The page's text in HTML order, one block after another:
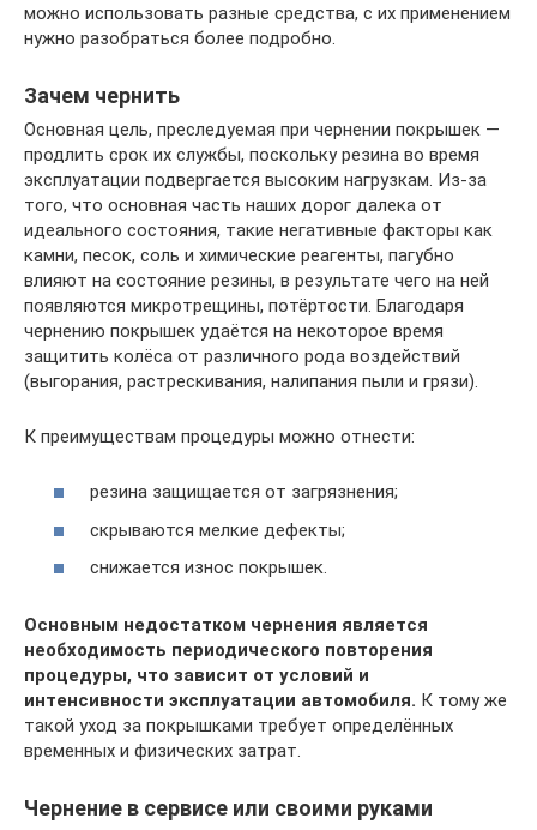
можно использовать разные средства, с их применением
нужно разобраться более подробно.
Зачем чернить
Основная цель, преследуемая при чернении покрышек —
продлить срок их службы, поскольку резина во время
эксплуатации подвергается высоким нагрузкам. Из-за
того, что основная часть наших дорог далека от
идеального состояния, такие негативные факторы как
камни, песок, соль и химические реагенты, пагубно
влияют на состояние резины, в результате чего на ней
появляются микротрещины, потёртости. Благодаря
чернению покрышек удаётся на некоторое время
защитить колёса от различного рода воздействий
(выгорания, растрескивания, налипания пыли и грязи).
К преимуществам процедуры можно отнести:
резина защищается от загрязнения;
скрываются мелкие дефекты;
снижается износ покрышек.
Основным недостатком чернения является
необходимость периодического повторения
процедуры, что зависит от условий и
интенсивности эксплуатации автомобиля. К тому же
такой уход за покрышками требует определённых
временных и физических затрат.
Чернение в сервисе или своими руками